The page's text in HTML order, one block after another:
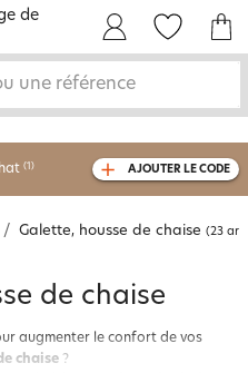
une référence
(1) AJOUTER LE CODE
Galette, housse de chaise (23
de chaise
augmenter le confort de vos
chaise ?